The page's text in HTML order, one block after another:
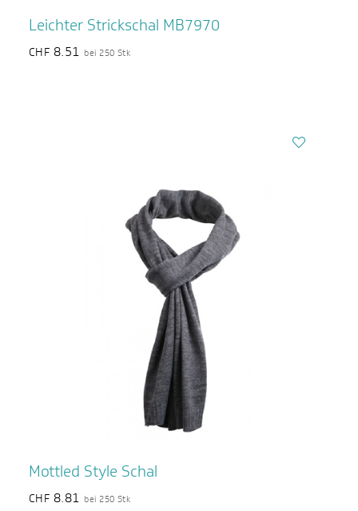
Leichter Strickschal MB7970
CHF 8.51 bei 250 Stk
Mottled Style Schal
CHF 8.81 bei 250 Stk